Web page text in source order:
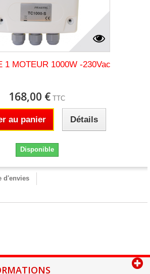
1 MOTEUR 1000W -230Vac
168,00 € TTC
au panier Détails
Disponible
d'envies